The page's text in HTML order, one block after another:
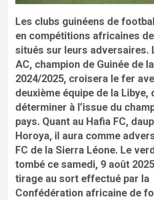
Les clubs guinéens de
en compétitions africaines
situés sur leurs adversaires.
AC, champion de Guinée de
2024/2025, croisera le fer
deuxième équipe de la Libye,
déterminer à l’issue du
pays. Quant au Hafia FC,
Horoya, il aura comme
FC de la Sierra Léone. Le
tombé ce samedi, 9 août
tirage au sort effectué par la
Confédération africaine de